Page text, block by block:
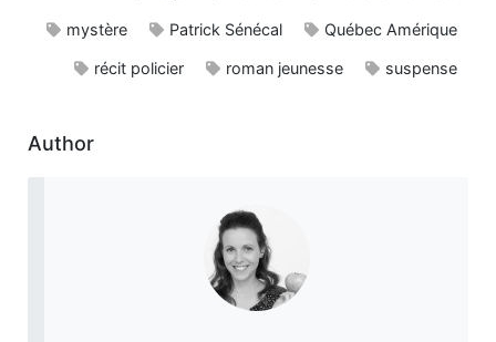
mystère Patrick Sénécal Québec Amérique
récit policier roman jeunesse suspense
Author